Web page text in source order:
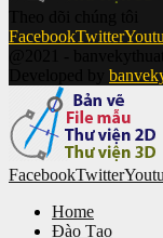
FacebookTwitter
FacebookTwitter
Home
Đào Tạo